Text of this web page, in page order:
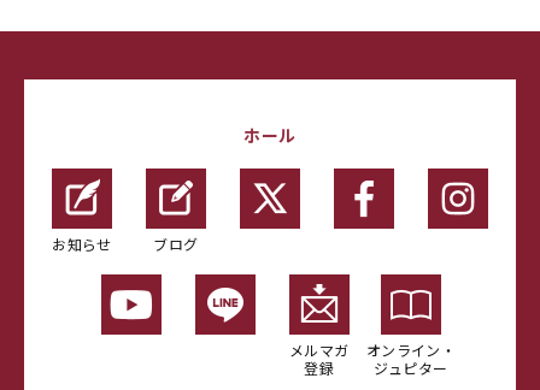
ホール
お知らせ ブログ
メルマガ
登録
オンライン・
ジュピター